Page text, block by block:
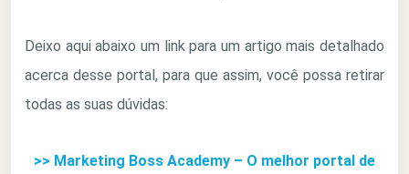
Deixo aqui abaixo um link para um artigo mais detalhado
acerca desse portal, para que assim, você possa retirar
todas as suas dúvidas:
>> Marketing Boss Academy – O melhor portal de